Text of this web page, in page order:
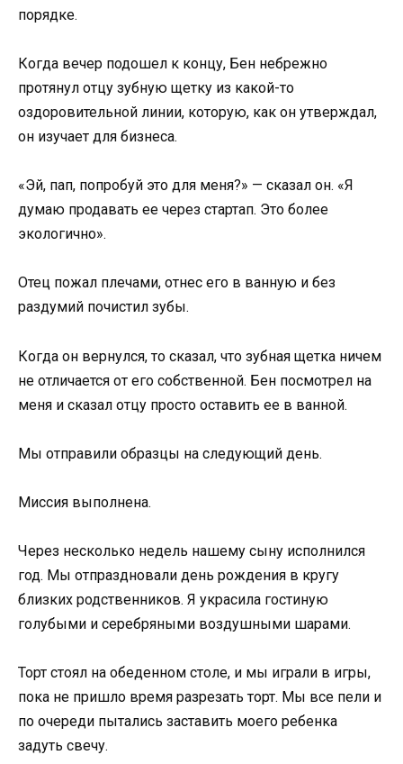
порядке.
Когда вечер подошел к концу, Бен небрежно
протянул отцу зубную щетку из какой-то
оздоровительной линии, которую, как он утверждал,
он изучает для бизнеса.
«Эй, пап, попробуй это для меня?» — сказал он. «Я
думаю продавать ее через стартап. Это более
экологично».
Отец пожал плечами, отнес его в ванную и без
раздумий почистил зубы.
Когда он вернулся, то сказал, что зубная щетка ничем
не отличается от его собственной. Бен посмотрел на
меня и сказал отцу просто оставить ее в ванной.
Мы отправили образцы на следующий день.
Миссия выполнена.
Через несколько недель нашему сыну исполнился
год. Мы отпраздновали день рождения в кругу
близких родственников. Я украсила гостиную
голубыми и серебряными воздушными шарами.
Торт стоял на обеденном столе, и мы играли в игры,
пока не пришло время разрезать торт. Мы все пели и
по очереди пытались заставить моего ребенка
задуть свечу.